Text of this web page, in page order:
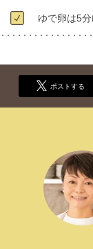
ゆで卵は5分
ポストする